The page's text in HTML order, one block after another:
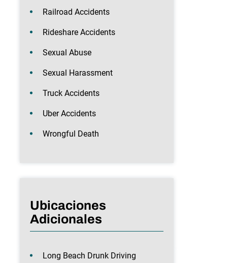
Railroad Accidents
Rideshare Accidents
Sexual Abuse
Sexual Harassment
Truck Accidents
Uber Accidents
Wrongful Death
Ubicaciones
Adicionales
Long Beach Drunk Driving